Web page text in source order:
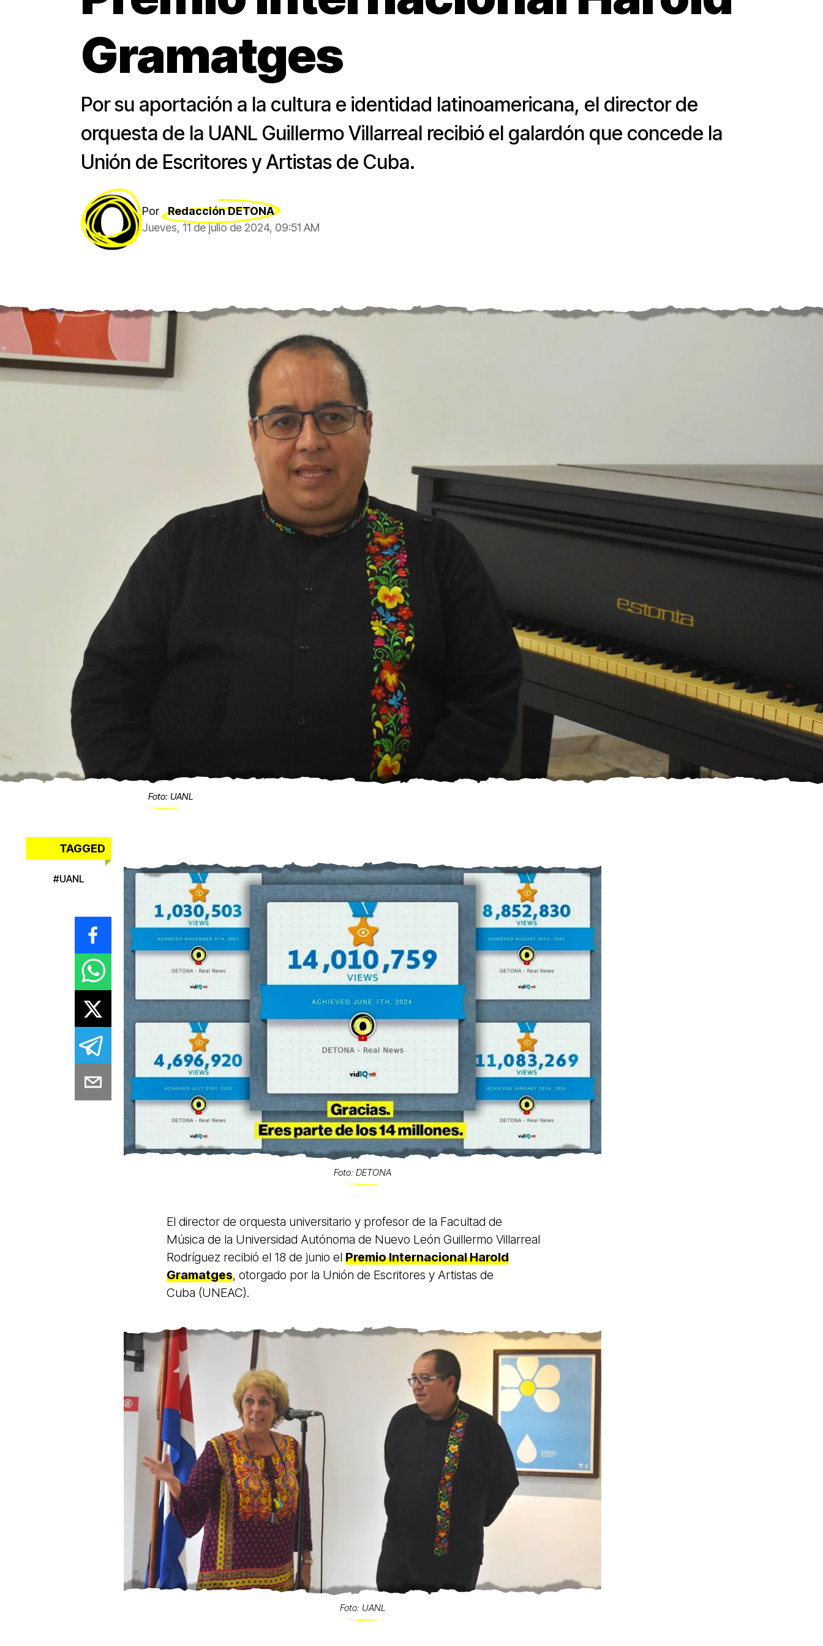
Gramatges
Por su aportación a la cultura e identidad latinoamericana, el director de
orquesta de la UANL Guillermo Villarreal recibió el galardón que concede la
Unión de Escritores y Artistas de Cuba.
Por
Redacción DETONA
Jueves, 11 de julio de 2024, 09:51 AM
Foto: UANL
TAGGED
#UANL
Foto: DETONA
El director de orquesta universitario y profesor de la Facultad de
Música de la Universidad Autónoma de Nuevo León Guillermo Villarreal
Rodríguez recibió el 18 de junio el Premio Internacional Harold
Gramatges, otorgado por la Unión de Escritores y Artistas de
Cuba (UNEAC).
Foto: UANL